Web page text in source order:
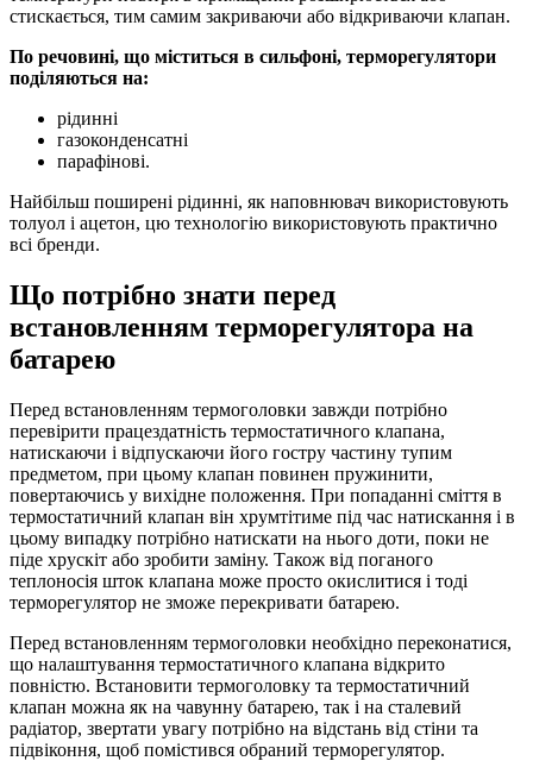
стискається, тим самим закриваючи або відкриваючи клапан.
По речовині, що міститься в сильфоні, терморегулятори
поділяються на:
рідинні
газоконденсатні
парафінові.
Найбільш поширені рідинні, як наповнювач використовують
толуол і ацетон, цю технологію використовують практично
всі бренди.
Що потрібно знати перед
встановленням терморегулятора на
батарею
Перед встановленням термоголовки завжди потрібно
перевірити працездатність термостатичного клапана,
натискаючи і відпускаючи його гостру частину тупим
предметом, при цьому клапан повинен пружинити,
повертаючись у вихідне положення. При попаданні сміття в
термостатичний клапан він хрумтітиме під час натискання і в
цьому випадку потрібно натискати на нього доти, поки не
піде хрускіт або зробити заміну. Також від поганого
теплоносія шток клапана може просто окислитися і тоді
терморегулятор не зможе перекривати батарею.
Перед встановленням термоголовки необхідно переконатися,
що налаштування термостатичного клапана відкрито
повністю. Встановити термоголовку та термостатичний
клапан можна як на чавунну батарею, так і на сталевий
радіатор, звертати увагу потрібно на відстань від стіни та
підвіконня, щоб помістився обраний терморегулятор.